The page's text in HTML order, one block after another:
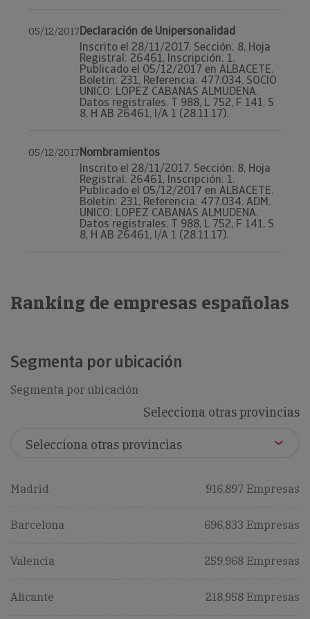
05/12/2017Declaración de Unipersonalidad
Inscrito el 28/11/2017. Sección: 8, Hoja
Registral: 26461, Inscripción: 1.
Publicado el 05/12/2017 en ALBACETE.
Boletín: 231, Referencia: 477.034. SOCIO
UNICO: LOPEZ CABANAS ALMUDENA.
Datos registrales. T 988, L 752, F 141, S
8, H AB 26461, I/A 1 (28.11.17).
05/12/2017Nombramientos
Inscrito el 28/11/2017. Sección: 8, Hoja
Registral: 26461, Inscripción: 1.
Publicado el 05/12/2017 en ALBACETE.
Boletín: 231, Referencia: 477.034. ADM.
UNICO: LOPEZ CABANAS ALMUDENA.
Datos registrales. T 988, L 752, F 141, S
8, H AB 26461, I/A 1 (28.11.17).
Ranking de empresas españolas
Segmenta por ubicación
Segmenta por ubicación
Selecciona otras provincias
Madrid 916,897 Empresas
Barcelona 696,833 Empresas
Valencia 259,968 Empresas
Alicante 218,958 Empresas